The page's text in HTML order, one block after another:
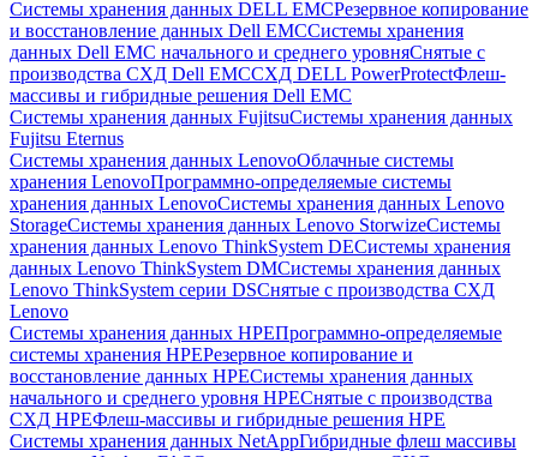
Системы хранения данных DELL EMCРезервное копирование
и восстановление данных Dell EMCСистемы хранения
данных Dell EMC начального и среднего уровняСнятые с
производства СХД Dell EMCСХД DELL PowerProtectФлеш-
массивы и гибридные решения Dell EMC
Системы хранения данных FujitsuСистемы хранения данных
Fujitsu Eternus
Системы хранения данных LenovoОблачные системы
хранения LenovoПрограммно-определяемые системы
хранения данных LenovoСистемы хранения данных Lenovo
StorageСистемы хранения данных Lenovo StorwizeСистемы
хранения данных Lenovo ThinkSystem DEСистемы хранения
данных Lenovo ThinkSystem DMСистемы хранения данных
Lenovo ThinkSystem серии DSСнятые с производства СХД
Lenovo
Системы хранения данных HPEПрограммно-определяемые
системы хранения HPEРезервное копирование и
восстановление данных HPEСистемы хранения данных
начального и среднего уровня HPEСнятые с производства
СХД HPEФлеш-массивы и гибридные решения HPE
Cистемы хранения данных NetAppГибридные флеш массивы